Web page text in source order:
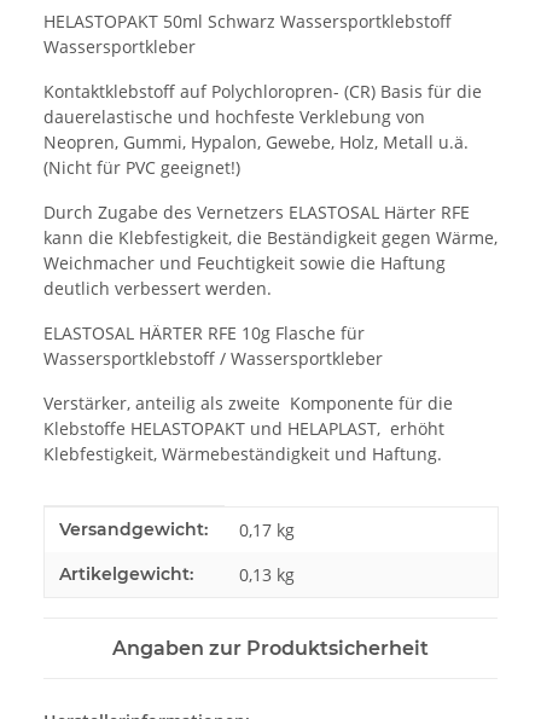
HELASTOPAKT 50ml Schwarz Wassersportklebstoff
Wassersportkleber
Kontaktklebstoff auf Polychloropren- (CR) Basis für die
dauerelastische und hochfeste Verklebung von
Neopren, Gummi, Hypalon, Gewebe, Holz, Metall u.ä.
(Nicht für PVC geeignet!)
Durch Zugabe des Vernetzers ELASTOSAL Härter RFE
kann die Klebfestigkeit, die Beständigkeit gegen Wärme,
Weichmacher und Feuchtigkeit sowie die Haftung
deutlich verbessert werden.
ELASTOSAL HÄRTER RFE 10g Flasche für
Wassersportklebstoff / Wassersportkleber
Verstärker, anteilig als zweite Komponente für die
Klebstoffe HELASTOPAKT und HELAPLAST, erhöht
Klebfestigkeit, Wärmebeständigkeit und Haftung.
Produkteigenschaft
Wert
Versandgewicht: 0,17 kg
Artikelgewicht: 0,13 kg
Angaben zur Produktsicherheit